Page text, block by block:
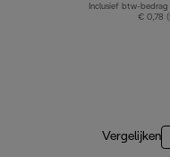
Inclusief btw-bedrag
€ 0,78
Vergelijken